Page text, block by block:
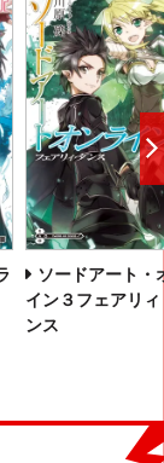
ソードアート・
イン３フェアリィ
ンス